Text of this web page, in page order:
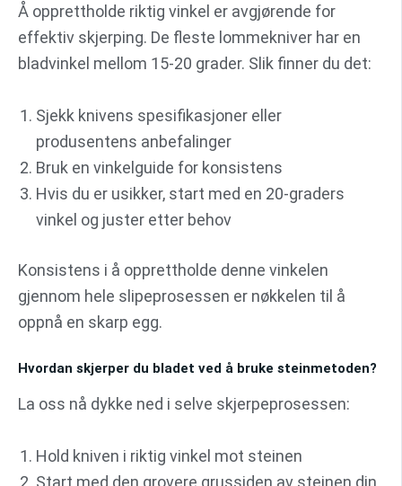
Å opprettholde riktig vinkel er avgjørende for
effektiv skjerping. De fleste lommekniver har en
bladvinkel mellom 15-20 grader. Slik finner du det:
Sjekk knivens spesifikasjoner eller
produsentens anbefalinger
Bruk en vinkelguide for konsistens
Hvis du er usikker, start med en 20-graders
vinkel og juster etter behov
Konsistens i å opprettholde denne vinkelen
gjennom hele slipeprosessen er nøkkelen til å
oppnå en skarp egg.
Hvordan skjerper du bladet ved å bruke steinmetoden?
La oss nå dykke ned i selve skjerpeprosessen:
Hold kniven i riktig vinkel mot steinen
Start med den grovere grussiden av steinen din